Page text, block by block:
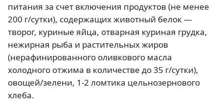
питания за счет включения продуктов (не менее
200 г/сутки), содержащих животный белок —
творог, куриные яйца, отварная куриная грудка,
нежирная рыба и растительных жиров
(нерафинированного оливкового масла
холодного отжима в количестве до 35 г/сутки),
овощей/зелени, 1-2 ломтика цельнозернового
хлеба.